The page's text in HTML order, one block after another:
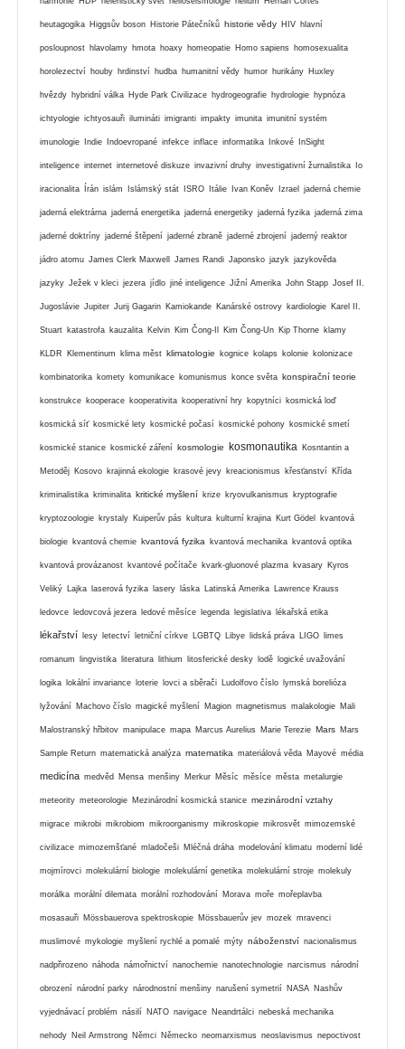
heutagogika Higgsův boson Historie Pátečníků historie vědy HIV hlavní
posloupnost hlavolamy hmota hoaxy homeopatie Homo sapiens homosexualita
horolezectví houby hrdinství hudba humanitní vědy humor hurikány Huxley
hvězdy hybridní válka Hyde Park Civilizace hydrogeografie hydrologie hypnóza
ichtyologie ichtyosauři ilumináti imigranti impakty imunita imunitní systém
imunologie Indie Indoevropané infekce inflace informatika Inkové InSight
inteligence internet internetové diskuze invazivní druhy investigativní žurnalistika Io
iracionalita Írán islám Islámský stát ISRO Itálie Ivan Koněv Izrael jaderná chemie
jaderná elektrárna jaderná energetika jaderná energetiky jaderná fyzika jaderná zima
jaderné doktríny jaderné štěpení jaderné zbraně jaderné zbrojení jaderný reaktor
jádro atomu James Clerk Maxwell James Randi Japonsko jazyk jazykověda
jazyky Ježek v kleci jezera jídlo jiné inteligence Jižní Amerika John Stapp Josef II.
Jugoslávie Jupiter Jurij Gagarin Kamiokande Kanárské ostrovy kardiologie Karel II.
Stuart katastrofa kauzalita Kelvin Kim Čong-Il Kim Čong-Un Kip Thorne klamy
KLDR Klementinum klima měst klimatologie kognice kolaps kolonie kolonizace
kombinatorika komety komunikace komunismus konce světa konspirační teorie
konstrukce kooperace kooperativita kooperativní hry kopytníci kosmická loď
kosmická síť kosmické lety kosmické počasí kosmické pohony kosmické smetí
kosmické stanice kosmické záření kosmologie kosmonautika Kosntantin a
Metoděj Kosovo krajinná ekologie krasové jevy kreacionismus křesťanství Křída
kriminalistika kriminalita kritické myšlení krize kryovulkanismus kryptografie
kryptozoologie krystaly Kuiperův pás kultura kulturní krajina Kurt Gödel kvantová
biologie kvantová chemie kvantová fyzika kvantová mechanika kvantová optika
kvantová provázanost kvantové počítače kvark-gluonové plazma kvasary Kyros
Veliký Lajka laserová fyzika lasery láska Latinská Amerika Lawrence Krauss
ledovce ledovcová jezera ledové měsíce legenda legislativa lékařská etika
lékařství lesy letectví letniční církve LGBTQ Libye lidská práva LIGO limes
romanum lingvistika literatura lithium litosferické desky lodě logické uvažování
logika lokální invariance loterie lovci a sběrači Ludolfovo číslo lymská borelióza
lyžování Machovo číslo magické myšlení Magion magnetismus malakologie Mali
Malostranský hřbitov manipulace mapa Marcus Aurelius Marie Terezie Mars Mars
Sample Return matematická analýza matematika materiálová věda Mayové média
medicína medvěd Mensa menšiny Merkur Měsíc měsíce města metalurgie
meteority meteorologie Mezinárodní kosmická stanice mezinárodní vztahy
migrace mikrobi mikrobiom mikroorganismy mikroskopie mikrosvět mimozemské
civilizace mimozemšťané mladočeši Mléčná dráha modelování klimatu moderní lidé
mojmírovci molekulární biologie molekulární genetika molekulární stroje molekuly
morálka morální dilemata morální rozhodování Morava moře mořeplavba
mosasauři Mössbauerova spektroskopie Mössbauerův jev mozek mravenci
muslimové mykologie myšlení rychlé a pomalé mýty náboženství nacionalismus
nadpřirozeno náhoda námořnictví nanochemie nanotechnologie narcismus národní
obrození národní parky národnostní menšiny narušení symetrií NASA Nashův
vyjednávací problém násilí NATO navigace Neandrtálci nebeská mechanika
nehody Neil Armstrong Němci Německo neomarxismus neoslavismus nepoctivost